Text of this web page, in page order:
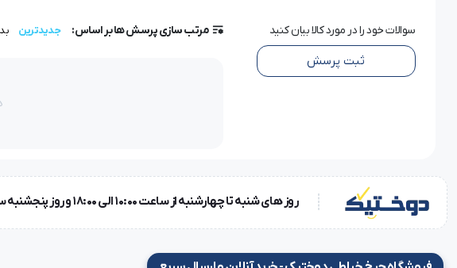
خدمات پس از فروش و گارانتی:
واردات این برند قدیمی چرخ خیاطی توسط بازرگانی محمدی که جواب خود را در بازار
از همین رو حتما توجه داشته باشید هنگام خرید گارانتی دارای مهر بازرگانی محمدی
ویژگی ها و مشخصات فنی
سوالات خود را در مورد کالا بیان کنید
ثبت پرسش
مرتب سازی پرسش ها بر اساس: جدیدترین
روز های شنبه تا چهارشنبه از ساعت 10:00 الی 18:00 و روز پنجشنبه ساعت 10:00 الی 15:00